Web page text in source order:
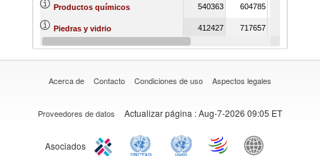
Productos químicos 540363 604785
Piedras y vidrio 412427 717657
Productos alimenticios 195553 222000 229341
Acerca de Contacto Condiciones de uso Aspectos legales
Proveedores de datos Actualizar página : Aug-7-2026 09:05 ET
Asociados